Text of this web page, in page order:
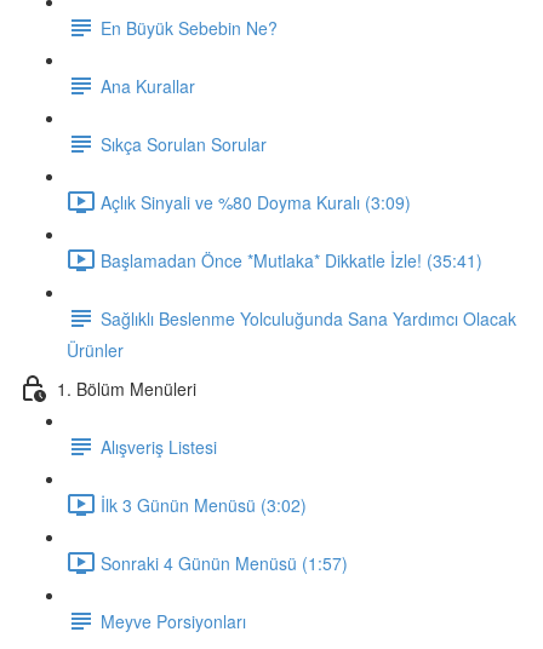
En Büyük Sebebin Ne?
Ana Kurallar
Sıkça Sorulan Sorular
Açlık Sinyali ve %80 Doyma Kuralı (3:09)
Başlamadan Önce *Mutlaka* Dikkatle İzle! (35:41)
Sağlıklı Beslenme Yolculuğunda Sana Yardımcı Olacak
Ürünler
1. Bölüm Menüleri
Alışveriş Listesi
İlk 3 Günün Menüsü (3:02)
Sonraki 4 Günün Menüsü (1:57)
Meyve Porsiyonları